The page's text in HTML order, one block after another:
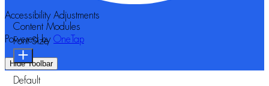
Accessibility Adjustments
Powered by OneTap
Hide Toolbar
Content Modules
Font Size
Default